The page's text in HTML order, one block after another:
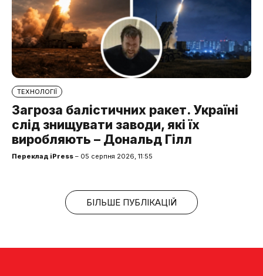
ТЕХНОЛОГІЇ
Загроза балістичних ракет. Україні
слід знищувати заводи, які їх
виробляють – Дональд Гілл
Переклад iPress – 05 серпня 2026, 11:55
БІЛЬШЕ ПУБЛІКАЦІЙ